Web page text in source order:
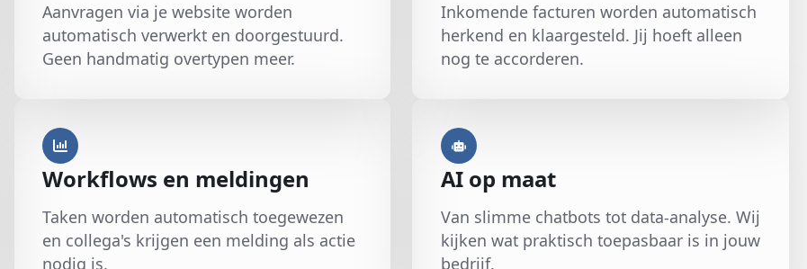
Aanvragen via je website worden
automatisch verwerkt en doorgestuurd.
Geen handmatig overtypen meer.
Inkomende facturen worden automatisch
herkend en klaargesteld. Jij hoeft alleen
nog te accorderen.
Workflows en meldingen
Taken worden automatisch toegewezen
en collega's krijgen een melding als actie
nodig is.
AI op maat
Van slimme chatbots tot data-analyse. Wij
kijken wat praktisch toepasbaar is in jouw
bedrijf.